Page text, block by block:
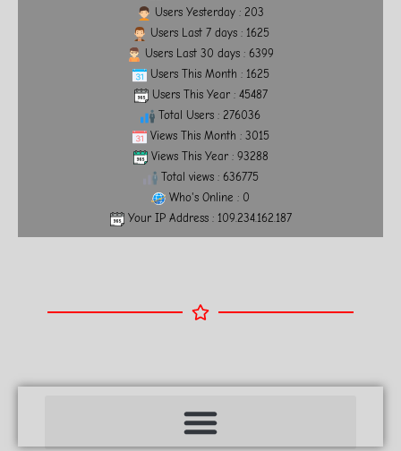
Users Yesterday : 203
Users Last 7 days : 1625
Users Last 30 days : 6399
Users This Month : 1625
Users This Year : 45487
Total Users : 276036
Views This Month : 3015
Views This Year : 93288
Total views : 636775
Who's Online : 0
Your IP Address : 109.234.162.187